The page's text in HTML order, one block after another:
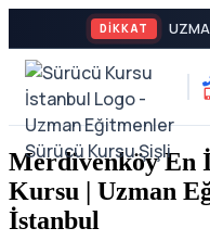
Sürücü
Kursu
İstanbul
A2
Motor
Ehliyeti
ve
Merdivenköy En
Kursu | Uzman
İstanbul